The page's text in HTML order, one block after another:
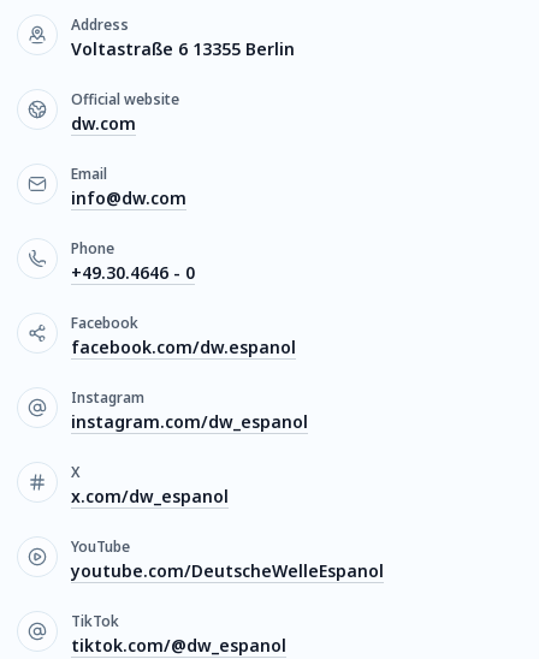
Address
Voltastraße 6 13355 Berlin
Official website
dw.com
Email
info@dw.com
Phone
+49.30.4646 - 0
Facebook
facebook.com/dw.espanol
Instagram
instagram.com/dw_espanol
X
x.com/dw_espanol
YouTube
youtube.com/DeutscheWelleEspanol
TikTok
tiktok.com/@dw_espanol